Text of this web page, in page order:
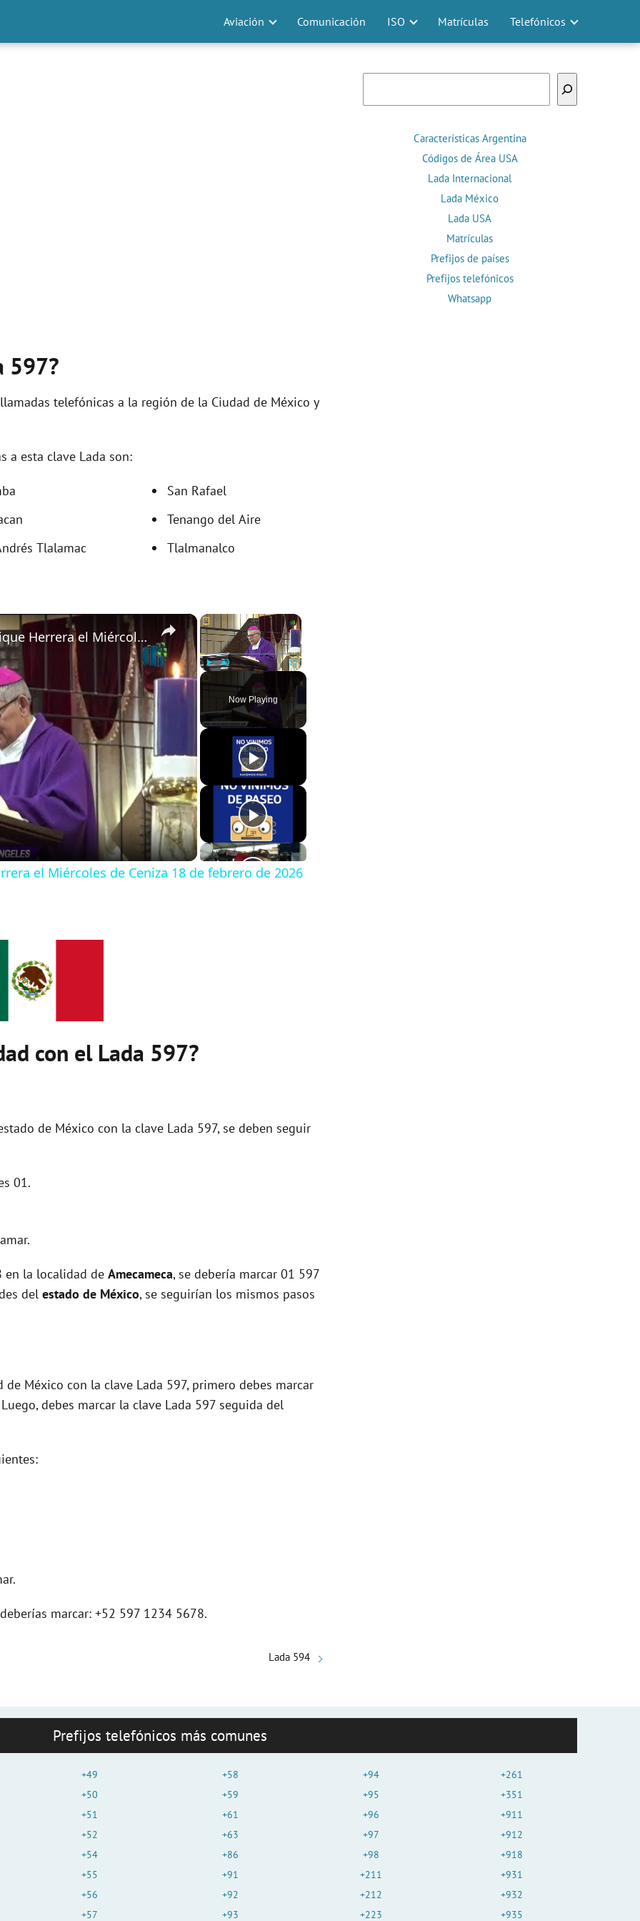
Aviación Comunicación ISO Matrículas Telefónicos
597?
telefónicas a la región de la Ciudad de México y
a esta clave Lada son:
Tlalamac
San Rafael
Tenango del Aire
Tlalmanalco
×
Fullscreen
Now Playing
×
Homilía de monseñor Carlos Enrique Herrera el Miércoles de Ceniza 18 de febrero de 2026 en Guatemala
el Miércoles de Ceniza 18 de febrero de 2026
con el Lada 597?
de México con la clave Lada 597, se deben seguir
01.
en la localidad de Amecameca, se debería marcar 01 597
del estado de México, se seguirían los mismos pasos
México con la clave Lada 597, primero debes marcar
Luego, debes marcar la clave Lada 597 seguida del
marcar: +52 597 1234 5678.
Lada 594
Características Argentina
Códigos de Área USA
Lada Internacional
Lada México
Lada USA
Matrículas
Prefijos de países
Prefijos telefónicos
Whatsapp
Prefijos telefónicos más comunes
+49
+50
+51
+52
+54
+55
+56
+57
+58
+59
+61
+63
+86
+91
+92
+93
+94
+95
+96
+97
+98
+211
+212
+223
+261
+351
+911
+912
+918
+931
+932
+935